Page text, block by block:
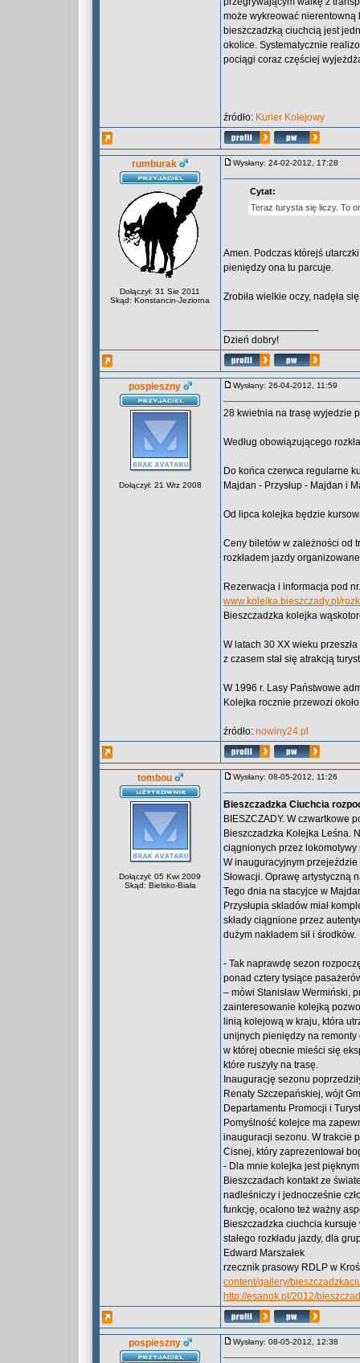
może wykreować
bieszczadzką ciuchcią jest
okolice. Systematycznie
pociągi coraz częściej
źródło: Kurier Kolejowy
rumburak
Dołączył: 31 Sie 2011
Skąd: Konstancin-Jeziorna
Wysłany: 24-02-2012, 17:28
Cytat:
Teraz turysta się liczy. To
Amen. Podczas którejś
pieniędzy ona tu parcuje.
Zrobiła wielkie oczy, nadęła
Dzień dobry!
pospieszny
Dołączył: 21 Wrz 2008
Wysłany: 26-04-2012, 11:59
28 kwietnia na trasę wyjedzie
Według obowiązującego
Do końca czerwca regularne
Majdan - Przysłup - Majdan i
Od lipca kolejka będzie
Ceny biletów w zależności od
rozkładem jazdy
Rezerwacja i informacja pod
www.kolejka.bieszczady.pl/
Bieszczadzka kolejka
W latach 30 XX wieku
z czasem stał się atrakcją
W 1996 r. Lasy Państwowe
Kolejka rocznie przewozi
źródło: nowiny24.pl
tombou
Dołączył: 05 Kwi 2009
Skąd: Bielsko-Biała
Wysłany: 08-05-2012, 11:26
Bieszczadzka Ciuchcia
BIESZCZADY. W czwartkowe
Bieszczadzka Kolejka Leśna.
ciągnionych przez
W inauguracyjnym przejeździe
Słowacji. Oprawę artystyczną
Tego dnia na stacyjce w
Przysłupia składów miał
składy ciągnione przez
dużym nakładem sił i środków.
- Tak naprawdę sezon
ponad cztery tysiące
– mówi Stanisław Wermiński,
zainteresowanie kolejką
linią kolejową w kraju, która
unijnych pieniędzy na
w której obecnie mieści się
które ruszyły na trasę.
Inaugurację sezonu
Renaty Szczepańskiej, wójt
Departamentu Promocji i
Pomyślność kolejce ma
inauguracji sezonu. W trakcie
Cisnej, który zaprezentował
- Dla mnie kolejka jest
Bieszczadach kontakt ze
nadleśniczy i jednocześnie
funkcję, ocalono też ważny
Bieszczadzka ciuchcia
stałego rozkładu jazdy, dla
Edward Marszałek
rzecznik prasowy RDLP w
content/gallery/
http://esanok.pl/2012/
pospieszny Wysłany: 08-05-2012, 12:38